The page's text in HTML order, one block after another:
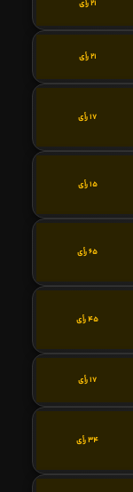
21 رأی
21 رأی
17 رأی
15 رأی
65 رأی
45 رأی
17 رأی
34 رأی